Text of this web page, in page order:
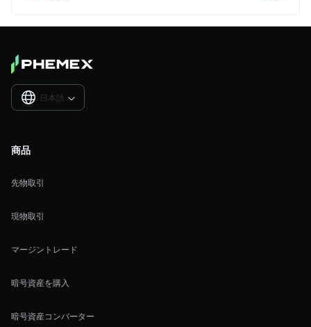
日本語 
商品
先物取引
現物取引
マージントレード
暗号資産を購入
暗号資産コンバーター